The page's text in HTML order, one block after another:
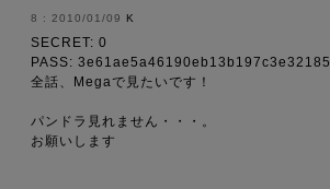
2010/01/09 K
SECRET: 0
PASS:
全話、Megaで見たいです！
パンドラ見れません・・・。
お願いします